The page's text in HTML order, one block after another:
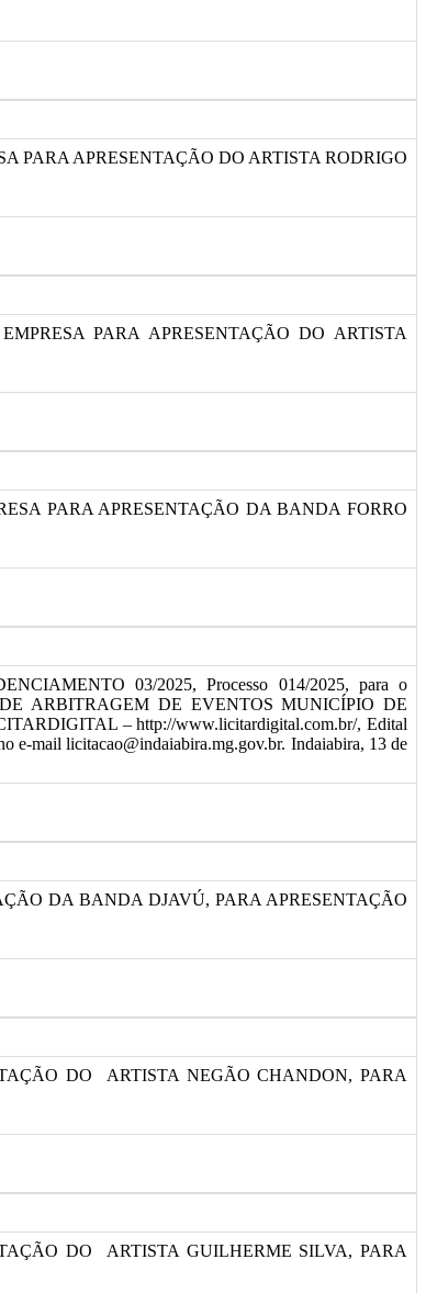
PARA APRESENTAÇÃO DO ARTISTA RODRIGO
PARA APRESENTAÇÃO DO ARTISTA
PARA APRESENTAÇÃO DA BANDA FORRO
03/2025, Processo 014/2025, para o
ARBITRAGEM DE EVENTOS MUNICÍPIO DE
– http://www.licitardigital.com.br/, Edital
e-mail licitacao@indaiabira.mg.gov.br. Indaiabira, 13 de
DA BANDA DJAVÚ, PARA APRESENTAÇÃO
DO ARTISTA NEGÃO CHANDON, PARA
DO ARTISTA GUILHERME SILVA, PARA